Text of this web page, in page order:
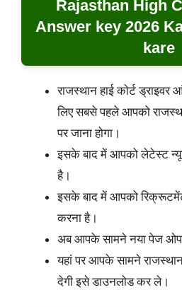
Rajasthan High
Answer key 2026
kare
राजस्थान हाई कोर्ट
लिए सबसे पहले आपको
पर जाना होगा।
इसके बाद में आपको लेटेस्ट
है।
इसके बाद में आपको
करना है।
अब आपके सामने नया पेज
यहां पर आपके सामने
देगी इसे डाउनलोड कर ले।